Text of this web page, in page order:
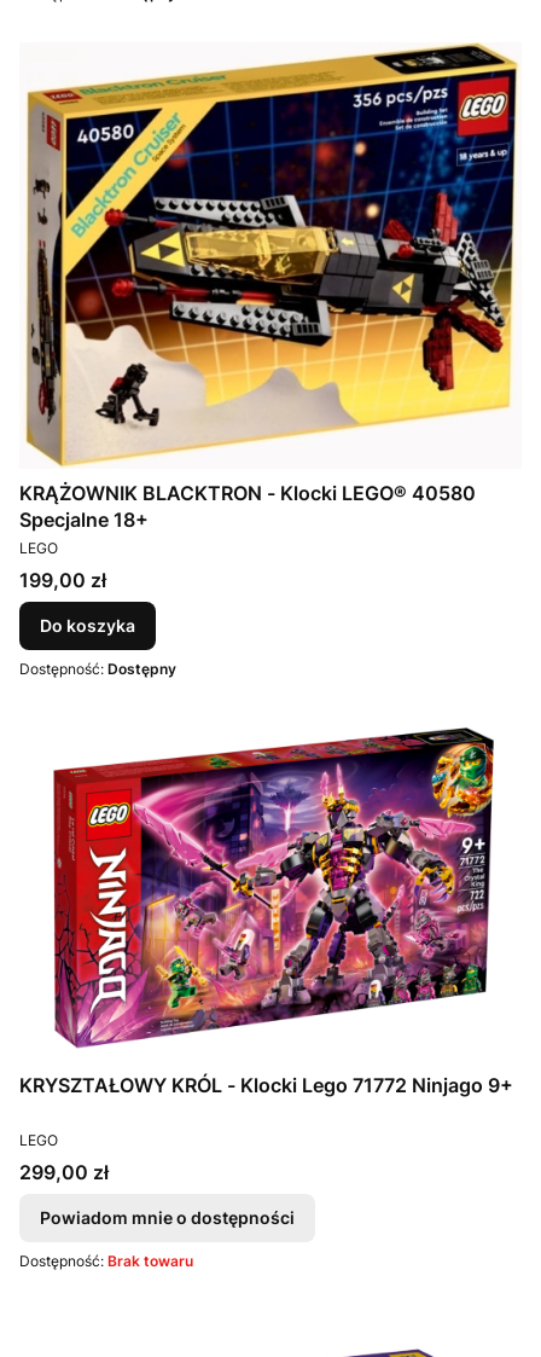
KRĄŻOWNIK BLACKTRON - Klocki LEGO® 40580
Specjalne 18+
PRODUCENT
LEGO
Cena
199,00 zł
Do koszyka
Dostępność: Dostępny
KRYSZTAŁOWY KRÓL - Klocki Lego 71772 Ninjago 9+
PRODUCENT
LEGO
Cena
299,00 zł
Powiadom mnie o dostępności
Dostępność: Brak towaru